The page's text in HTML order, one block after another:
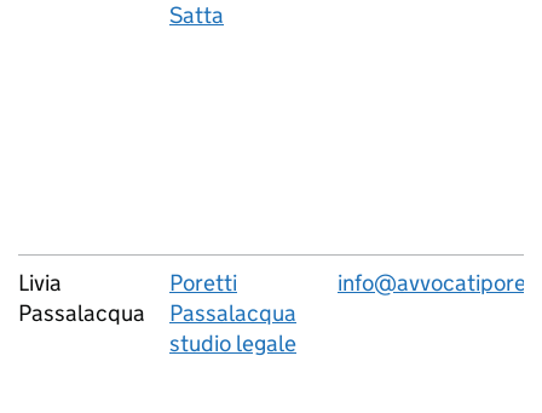
Satta
Livia
Passalacqua
Poretti
Passalacqua
studio legale